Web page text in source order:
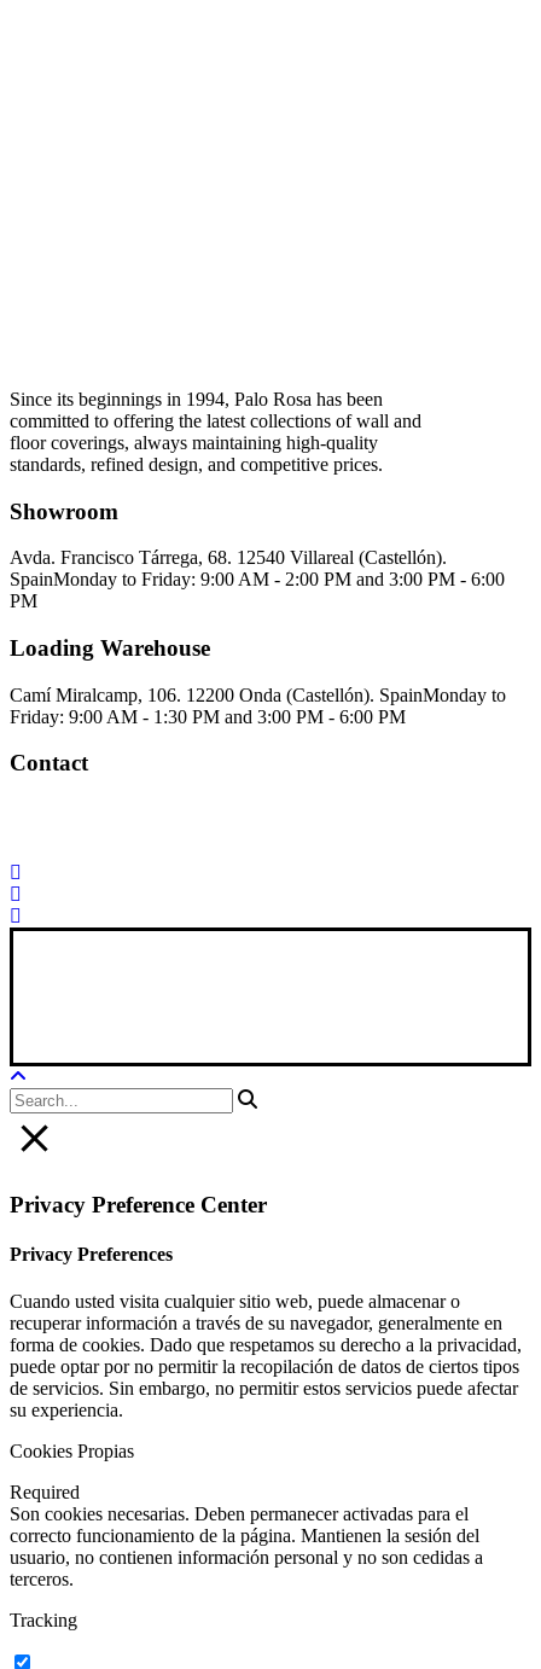
Since its beginnings in 1994, Palo Rosa has been
committed to offering the latest collections of wall and
floor coverings, always maintaining high-quality
standards, refined design, and competitive prices.
Showroom
Avda. Francisco Tárrega, 68. 12540 Villareal (Castellón).
SpainMonday to Friday: 9:00 AM - 2:00 PM and 3:00 PM - 6:00
PM
Loading Warehouse
Camí Miralcamp, 106. 12200 Onda (Castellón). SpainMonday to
Friday: 9:00 AM - 1:30 PM and 3:00 PM - 6:00 PM
Contact
Privacy Preference Center
Privacy Preferences
Cuando usted visita cualquier sitio web, puede almacenar o
recuperar información a través de su navegador, generalmente en
forma de cookies. Dado que respetamos su derecho a la privacidad,
puede optar por no permitir la recopilación de datos de ciertos tipos
de servicios. Sin embargo, no permitir estos servicios puede afectar
su experiencia.
Cookies Propias
Required
Son cookies necesarias. Deben permanecer activadas para el
correcto funcionamiento de la página. Mantienen la sesión del
usuario, no contienen información personal y no son cedidas a
terceros.
Tracking